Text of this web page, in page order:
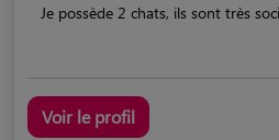
Je possède 2 chats, ils sont très
Voir le profil